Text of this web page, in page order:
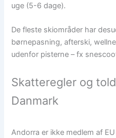
uge (5-6 dage).
De fleste skiområder har
børnepasning, afterski,
udenfor pisterne – fx
Skatteregler og
Danmark
Andorra er ikke medlem af